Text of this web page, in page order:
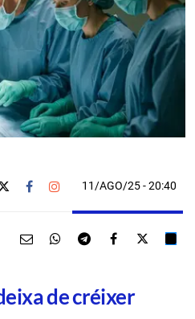
11/AGO/25- 20:40
de créixer